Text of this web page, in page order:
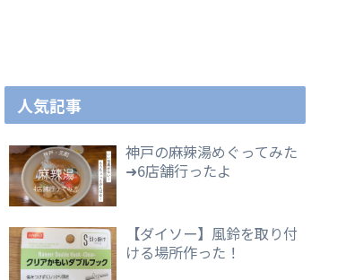
人気記事
神戸の麻辣湯めぐってみた
➜6店舗行ったよ
【ダイソー】風鈴を取り付
ける場所作った！